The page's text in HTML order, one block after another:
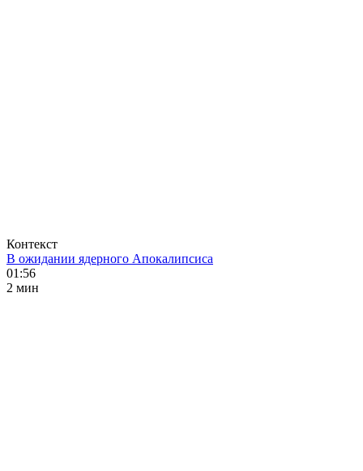
Контекст
В ожидании ядерного Апокалипсиса
01:56
2 мин